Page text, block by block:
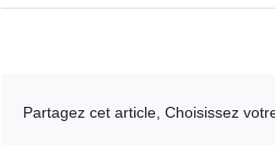
Partagez cet article, Choisissez